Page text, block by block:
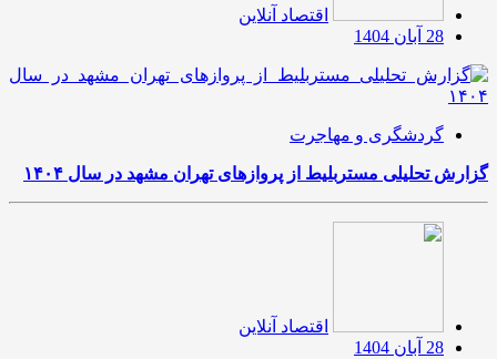
اقتصاد آنلاین
28 آبان 1404
گردشگری و مهاجرت
گزارش تحلیلی مستربلیط از پروازهای تهران مشهد در سال ۱۴۰۴
اقتصاد آنلاین
28 آبان 1404